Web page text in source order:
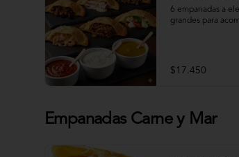
6 empanadas a
grandes para
$17.450
Empanadas Carne y Mar